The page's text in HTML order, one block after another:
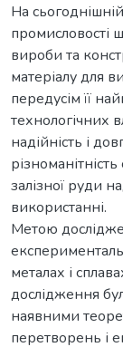
На
промисловості
вироби та
матеріалу для
передусім її
технологічних
надійність і
залізної руди
використанні.
Метою
металах і
дослідження
наявними
перетворень і